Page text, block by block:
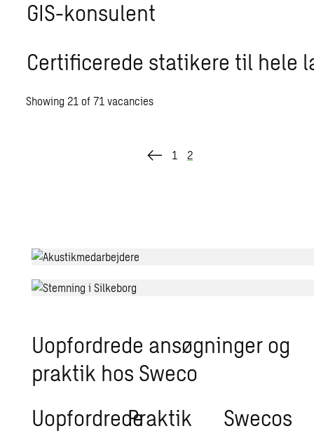
GIS-konsulent
Certificerede statikere til hele
Showing21 of71 vacancies
1 2
Uop­for­dre­de an­søg­nin­ger og
prak­tik hos Sweco
UopfordredePraktik
Swecos